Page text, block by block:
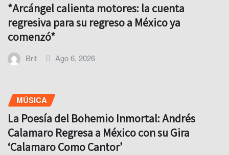
*Arcángel calienta motores: la cuenta
regresiva para su regreso a México ya
comenzó*
Brit Ago 6, 2026
MÚSICA
La Poesía del Bohemio Inmortal: Andrés
Calamaro Regresa a México con su Gira
‘Calamaro Como Cantor’